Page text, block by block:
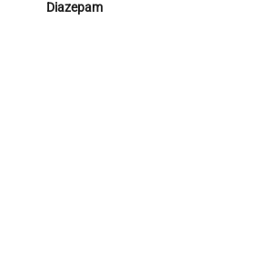
Diazepam